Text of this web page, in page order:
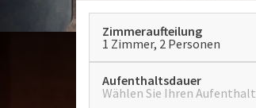
Zimmeraufteilung
1 Zimmer, 2 Personen
Aufenthaltsdauer
Wählen Sie Ihren Aufenthalt